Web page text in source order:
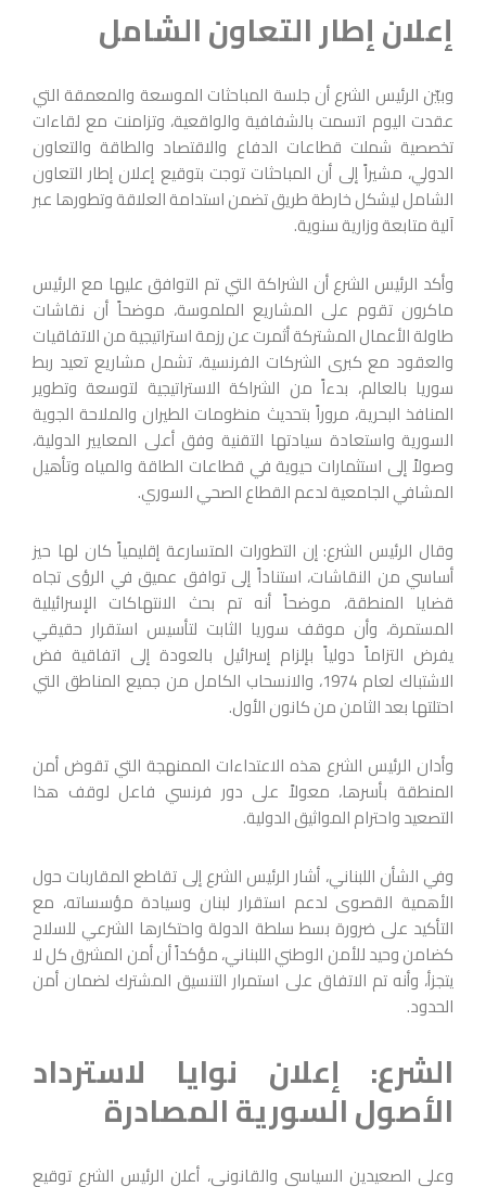
إعلان إطار التعاون الشامل
وبيّن الرئيس الشرع أن جلسة المباحثات الموسعة والمعمقة التي
عقدت اليوم اتسمت بالشفافية والواقعية، وتزامنت مع لقاءات
تخصصية شملت قطاعات الدفاع والاقتصاد والطاقة والتعاون
الدولي، مشيراً إلى أن المباحثات توجت بتوقيع إعلان إطار التعاون
الشامل ليشكل خارطة طريق تضمن استدامة العلاقة وتطورها عبر
آلية متابعة وزارية سنوية.
وأكد الرئيس الشرع أن الشراكة التي تم التوافق عليها مع الرئيس
ماكرون تقوم على المشاريع الملموسة، موضحاً أن نقاشات
طاولة الأعمال المشتركة أثمرت عن رزمة استراتيجية من الاتفاقيات
والعقود مع كبرى الشركات الفرنسية، تشمل مشاريع تعيد ربط
سوريا بالعالم، بدءاً من الشراكة الاستراتيجية لتوسعة وتطوير
المنافذ البحرية، مروراً بتحديث منظومات الطيران والملاحة الجوية
السورية واستعادة سيادتها التقنية وفق أعلى المعايير الدولية،
وصولاً إلى استثمارات حيوية في قطاعات الطاقة والمياه وتأهيل
المشافي الجامعية لدعم القطاع الصحي السوري.
وقال الرئيس الشرع: إن التطورات المتسارعة إقليمياً كان لها حيز
أساسي من النقاشات، استناداً إلى توافق عميق في الرؤى تجاه
قضايا المنطقة، موضحاً أنه تم بحث الانتهاكات الإسرائيلية
المستمرة، وأن موقف سوريا الثابت لتأسيس استقرار حقيقي
يفرض التزاماً دولياً بإلزام إسرائيل بالعودة إلى اتفاقية فض
الاشتباك لعام 1974، والانسحاب الكامل من جميع المناطق التي
احتلتها بعد الثامن من كانون الأول.
وأدان الرئيس الشرع هذه الاعتداءات الممنهجة التي تقوض أمن
المنطقة بأسرها، معولاً على دور فرنسي فاعل لوقف هذا
التصعيد واحترام المواثيق الدولية.
وفي الشأن اللبناني، أشار الرئيس الشرع إلى تقاطع المقاربات حول
الأهمية القصوى لدعم استقرار لبنان وسيادة مؤسساته، مع
التأكيد على ضرورة بسط سلطة الدولة واحتكارها الشرعي للسلاح
كضامن وحيد للأمن الوطني اللبناني، مؤكداً أن أمن المشرق كل لا
يتجزأ، وأنه تم الاتفاق على استمرار التنسيق المشترك لضمان أمن
الحدود.
الشرع: إعلان نوايا لاسترداد
الأصول السورية المصادرة
وعلى الصعيدين السياسي والقانوني، أعلن الرئيس الشرع توقيع